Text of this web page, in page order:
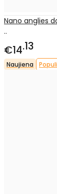
Nano anglies
..
€14 13
Naujiena